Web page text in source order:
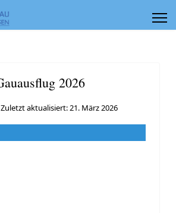
2026
Zuletzt aktualisiert: 21. März 2026